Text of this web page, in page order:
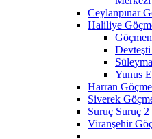
Ceylanpınar
Haliliye
Devteşti
Yunus
Harran
Siverek
Suruç Suruç
Viranşehir